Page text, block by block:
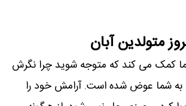
متولدین آبان
کمک می کند که متوجه شوید چرا نگرش
به شما عوض شده است. آرامش خود را